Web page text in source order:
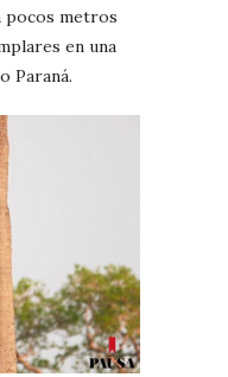
pocos metros
en una
Paraná.